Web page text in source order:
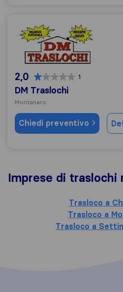
DM Traslochi
2,0 1
DM Traslochi
Montanaro
Chiedi preventivo
Imprese di
Trasloco a
Trasloco a
Trasloco a